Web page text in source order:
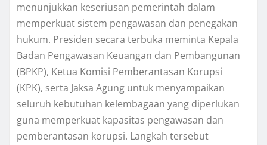
menunjukkan keseriusan pemerintah dalam
memperkuat sistem pengawasan dan penegakan
hukum. Presiden secara terbuka meminta Kepala
Badan Pengawasan Keuangan dan Pembangunan
(BPKP), Ketua Komisi Pemberantasan Korupsi
(KPK), serta Jaksa Agung untuk menyampaikan
seluruh kebutuhan kelembagaan yang diperlukan
guna memperkuat kapasitas pengawasan dan
pemberantasan korupsi. Langkah tersebut